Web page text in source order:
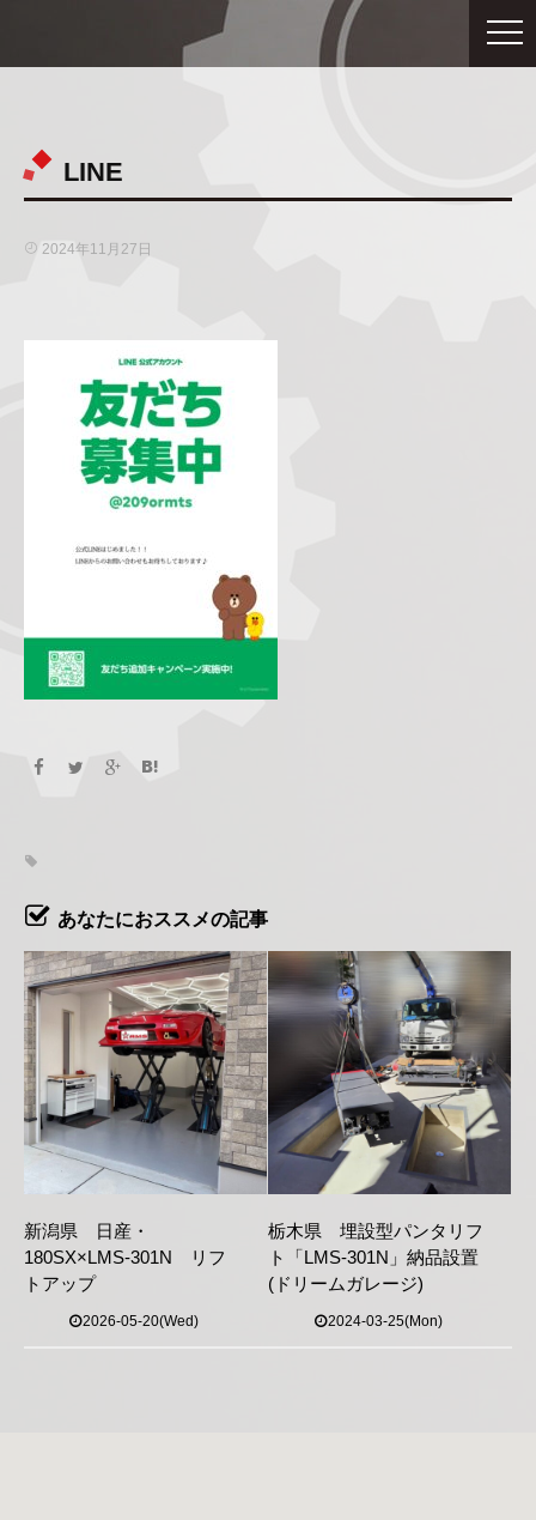
LINE
2024年11月27日
あなたにおススメの記事
新潟県 日産・
180SX×LMS-301N リフ
トアップ
2026-05-20(Wed)
栃木県 埋設型パンタリフ
ト「LMS-301N」納品設置
(ドリームガレージ)
2024-03-25(Mon)